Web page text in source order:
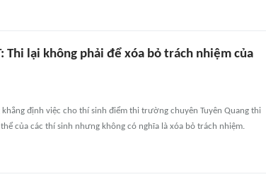
Thi lại không phải để xóa bỏ trách nhiệm của
định việc cho thí sinh điểm thi trường chuyên Tuyên Quang thi
của các thí sinh nhưng không có nghĩa là xóa bỏ trách nhiệm.